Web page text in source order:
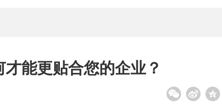
能更贴合您的企业？